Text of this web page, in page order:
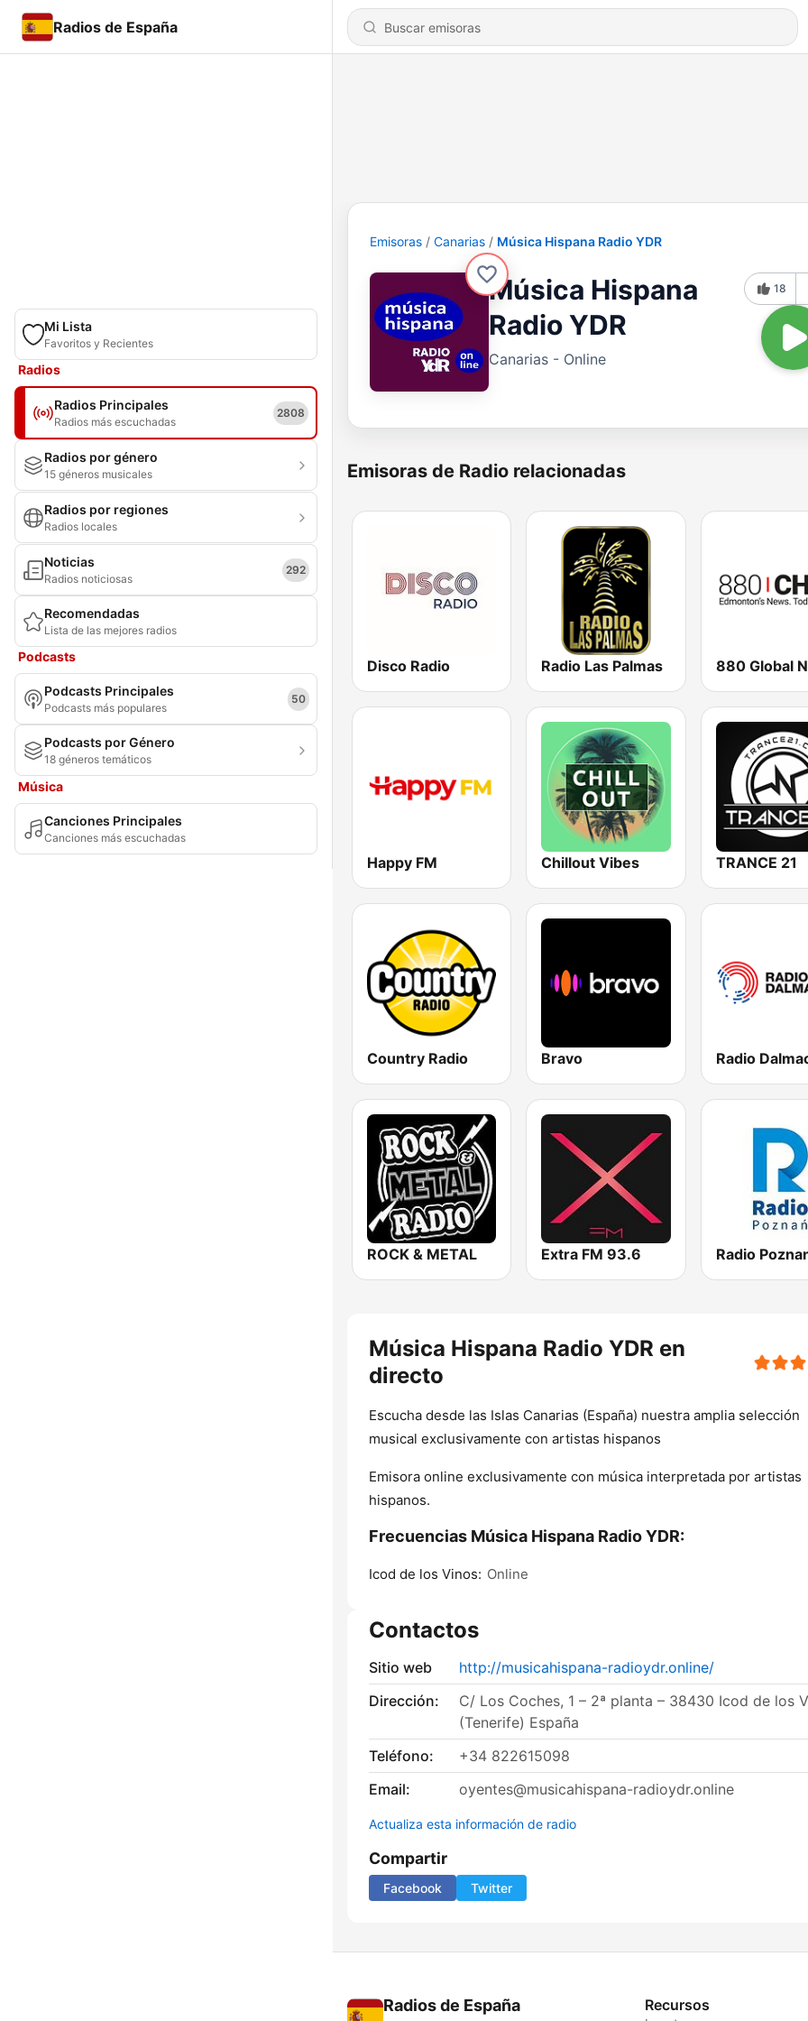
Radios de España
Mi Lista
Favoritos y Recientes
Radios
Radios Principales
Radios más escuchadas
2808
Radios por género
15 géneros musicales
Radios por regiones
Radios locales
Noticias
Radios noticiosas
292
Recomendadas
Lista de las mejores radios
Podcasts
Podcasts Principales
Podcasts más populares
50
Podcasts por Género
18 géneros temáticos
Música
Canciones Principales
Canciones más escuchadas
Emisoras Canarias Música Hispana Radio YDR
Música Hispana
Radio YDR
Canarias - Online
18
Emisoras de Radio relacionadas
Disco Radio Radio Las Palmas
Happy FM Chillout Vibes TRANCE 21
Country Radio Bravo Radio
ROCK & METAL Extra FM 93.6 Radio
Música Hispana Radio YDR en
directo
Escucha desde las Islas Canarias (España) nuestra amplia selección
musical exclusivamente con artistas hispanos
Emisora online exclusivamente con música interpretada por artistas
hispanos.
Frecuencias Música Hispana Radio YDR:
Icod de los Vinos: Online
Contactos
Sitio web
http://musicahispana-radioydr.online/
Dirección:
C/ Los Coches, 1 – 2ª planta – 38430 Icod de los
(Tenerife) España
Teléfono:
+34 822615098
Email:
oyentes@musicahispana-radioydr.online
Actualiza esta información de radio
Compartir
Facebook Twitter
Radios de España Recursos